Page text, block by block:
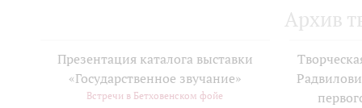
Архив
Презентация каталога выставки
«Государственное звучание»
Встречи в Бетховенском фойе